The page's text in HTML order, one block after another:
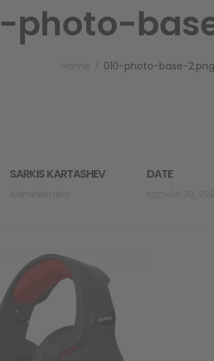
photo-
010-photo-base-2.png
SARKIS KARTASHEV DATE